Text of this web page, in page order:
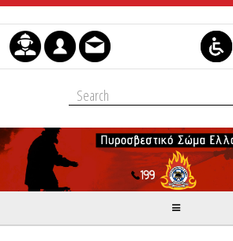
Μετάβαση στο περιεχόμενο